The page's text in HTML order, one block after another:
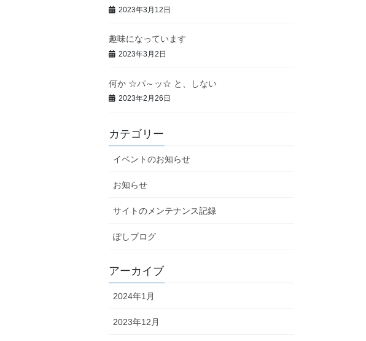
2023年3月12日
趣味になっています
2023年3月2日
何か ☆パ～ッ☆ と、しない
2023年2月26日
カテゴリー
イベントのお知らせ
お知らせ
サイトのメンテナンス記録
ぽしブログ
アーカイブ
2024年1月
2023年12月